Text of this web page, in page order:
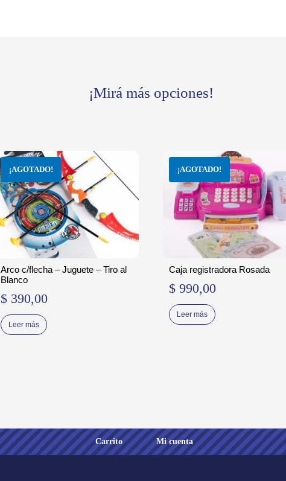
¡Mirá más opciones!
Arco c/flecha – Juguete – Tiro al
Blanco
$ 390,00
Leer más
Caja registradora Rosada
$ 990,00
Leer más
Carrito Mi cuenta